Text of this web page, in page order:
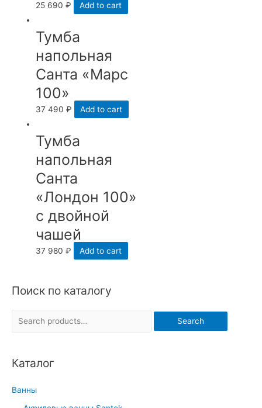
Поиск по каталогу
r
h
Search
Каталог
Ванны
25 690₽ Add to cart
Тумба
напольная
Санта «Марс
100»
37 490₽ Add to cart
Тумба
напольная
Санта
«Лондон 100»
с двойной
чашей
37 980₽ Add to cart